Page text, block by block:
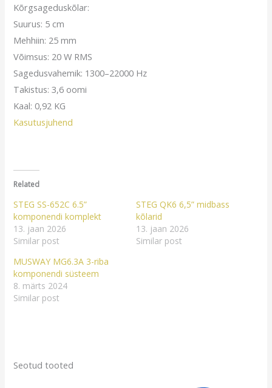
Kõrgsageduskõlar:
Suurus: 5 cm
Mehhiin: 25 mm
Võimsus: 20 W RMS
Sagedusvahemik: 1300–22000 Hz
Takistus: 3,6 oomi
Kaal: 0,92 KG
Kasutusjuhend
Related
STEG SS-652C 6.5”
komponendi komplekt
13. jaan 2026
Similar post
STEG QK6 6,5” midbass
kõlarid
13. jaan 2026
Similar post
MUSWAY MG6.3A 3-riba
komponendi süsteem
8. märts 2024
Similar post
Seotud tooted